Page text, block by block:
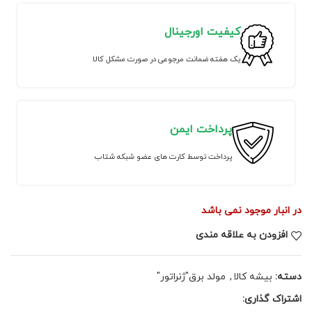
کیفیت اورجینال
یک هفته ضمانت مرجوعی در صورت مشکل کالا
پرداخت ایمن
پرداخت توسط کارت های عضو شبکه شتاب
در انبار موجود نمی باشد
افزودن به علاقه مندی
دسته: بیشه کالا , مولد برق"ژنراتور"
اشتراک گذاری: